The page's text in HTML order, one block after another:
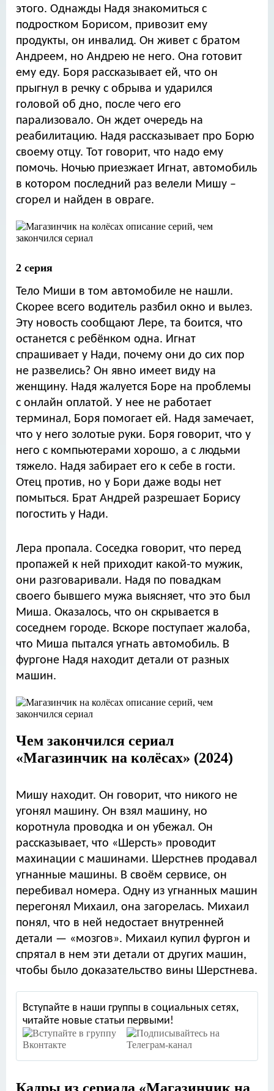
этого. Однажды Надя знакомиться с
подростком Борисом, привозит ему
продукты, он инвалид. Он живет с братом
Андреем, но Андрею не него. Она готовит
ему еду. Боря рассказывает ей, что он
прыгнул в речку с обрыва и ударился
головой об дно, после чего его
парализовало. Он ждет очередь на
реабилитацию. Надя рассказывает про Борю
своему отцу. Тот говорит, что надо ему
помочь. Ночью приезжает Игнат, автомобиль
в котором последний раз велели Мишу –
сгорел и найден в овраге.
2 серия
Тело Миши в том автомобиле не нашли.
Скорее всего водитель разбил окно и вылез.
Эту новость сообщают Лере, та боится, что
останется с ребёнком одна. Игнат
спрашивает у Нади, почему они до сих пор
не развелись? Он явно имеет виду на
женщину. Надя жалуется Боре на проблемы
с онлайн оплатой. У нее не работает
терминал, Боря помогает ей. Надя замечает,
что у него золотые руки. Боря говорит, что у
него с компьютерами хорошо, а с людьми
тяжело. Надя забирает его к себе в гости.
Отец против, но у Бори даже воды нет
помыться. Брат Андрей разрешает Борису
погостить у Нади.
Лера пропала. Соседка говорит, что перед
пропажей к ней приходит какой-то мужик,
они разговаривали. Надя по повадкам
своего бывшего мужа выясняет, что это был
Миша. Оказалось, что он скрывается в
соседнем городе. Вскоре поступает жалоба,
что Миша пытался угнать автомобиль. В
фургоне Надя находит детали от разных
машин.
Чем закончился сериал
«Магазинчик на колёсах» (2024)
Мишу находит. Он говорит, что никого не
угонял машину. Он взял машину, но
коротнула проводка и он убежал. Он
рассказывает, что «Шерсть» проводит
махинации с машинами. Шерстнев продавал
угнанные машины. В своём сервисе, он
перебивал номера. Одну из угнанных машин
перегонял Михаил, она загорелась. Михаил
понял, что в ней недостает внутренней
детали — «мозгов». Михаил купил фургон и
спрятал в нем эти детали от других машин,
чтобы было доказательство вины Шерстнева.
Вступайте в наши группы в социальных сетях,
читайте новые статьи первыми!